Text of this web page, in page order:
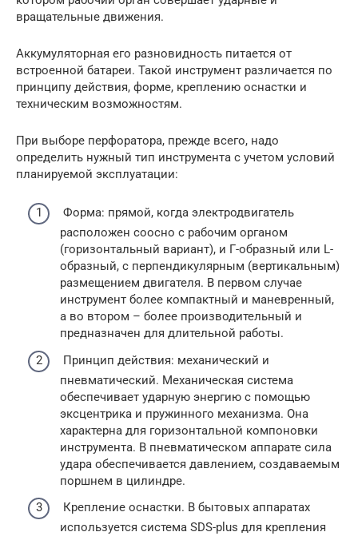
вращательные движения.
Аккумуляторная его разновидность питается от
встроенной батареи. Такой инструмент различается по
принципу действия, форме, креплению оснастки и
техническим возможностям.
При выборе перфоратора, прежде всего, надо
определить нужный тип инструмента с учетом условий
планируемой эксплуатации:
Форма: прямой, когда электродвигатель
расположен соосно с рабочим органом
(горизонтальный вариант), и Г-образный или L-
образный, с перпендикулярным (вертикальным)
размещением двигателя. В первом случае
инструмент более компактный и маневренный,
а во втором – более производительный и
предназначен для длительной работы.
Принцип действия: механический и
пневматический. Механическая система
обеспечивает ударную энергию с помощью
эксцентрика и пружинного механизма. Она
характерна для горизонтальной компоновки
инструмента. В пневматическом аппарате сила
удара обеспечивается давлением, создаваемым
поршнем в цилиндре.
Крепление оснастки. В бытовых аппаратах
используется система SDS-plus для крепления